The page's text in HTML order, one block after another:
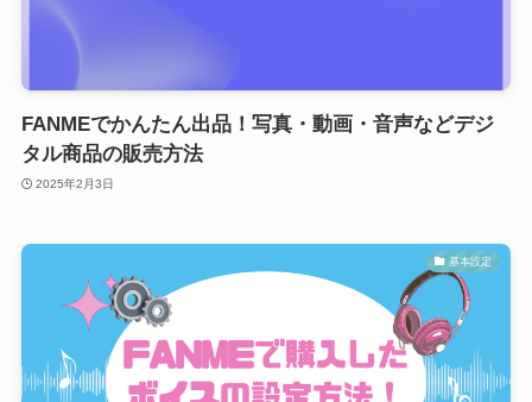
FANMEでかんたん出品！写真・動画・音声などデジ
タル商品の販売方法
2025年2月3日
基本設定